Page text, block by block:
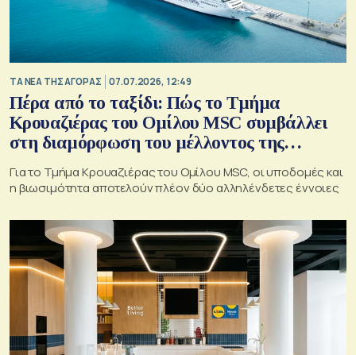
ΤΑ ΝΕΑ ΤΗΣ ΑΓΟΡΑΣ 07.07.2026, 12:49
Πέρα από το ταξίδι: Πώς το Τμήμα
Κρουαζιέρας του Ομίλου MSC συμβάλλει
στη διαμόρφωση του μέλλοντος της
κρουαζιέρας στην Ελλάδα
Για το Τμήμα Κρουαζιέρας του Ομίλου MSC, οι υποδομές και
η βιωσιμότητα αποτελούν πλέον δύο αλληλένδετες έννοιες